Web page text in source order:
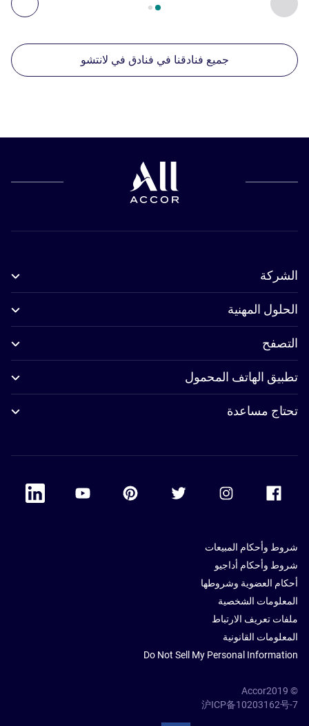
جميع فنادقنا في فنادق في لانتشو
الشركة
الحلول المهنية
التصفح
تطبيق الهاتف المحمول
تحتاج مساعدة
Accor Facebook
Accor Twitter
Accor Pinterest
Accor Youtube
Linkedin
شروط وأحكام المبيعات
شروط وأحكام أداجيو
أحكام العضوية وشروطها
المعلومات الشخصية
ملفات تعريف الارتباط
المعلومات القانونية
Do Not Sell My Personal Information
© Accor2019
沪ICP备10203162号-7